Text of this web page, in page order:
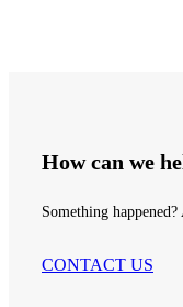
How can we
Something
CONTACT US